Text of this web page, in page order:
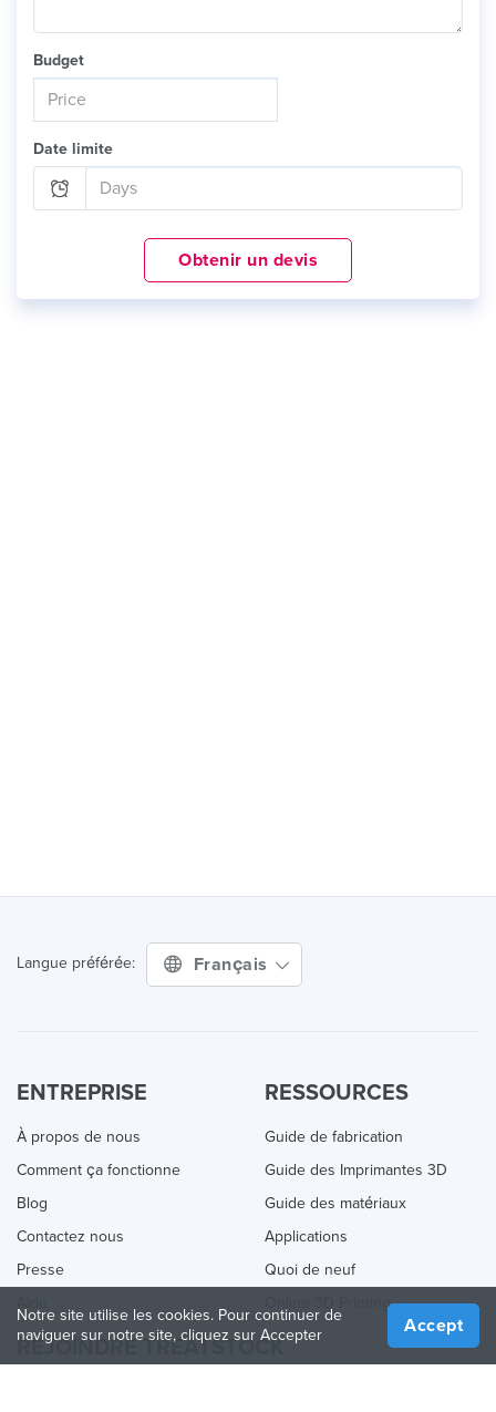
Budget
Date limite
Obtenir un devis
Langue préférée: Français
ENTREPRISE
À propos de nous
Comment ça fonctionne
Blog
Contactez nous
Presse
RESSOURCES
Guide de fabrication
Guide des Imprimantes 3D
Guide des matériaux
Applications
Quoi de neuf
Online 3D Printing
REJOINDRE TREATSTOCK
Notre site utilise les cookies. Pour continuer de
naviguer sur notre site, cliquez sur Accepter
Accept